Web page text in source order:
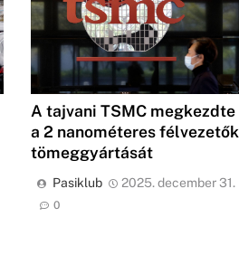
A tajvani TSMC megkezdte
a 2 nanométeres félvezetők
tömeggyártását
Pasiklub 2025. december 31.
0